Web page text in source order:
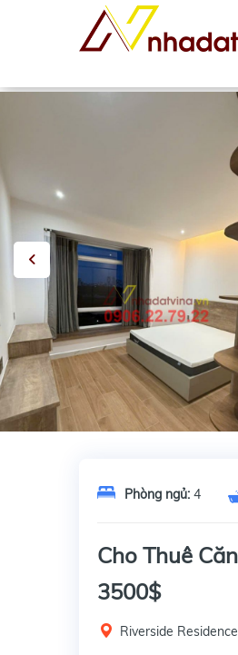
Phòng ngủ: 4
Cho Thuê
3500$
Riverside